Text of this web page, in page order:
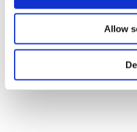
Allow